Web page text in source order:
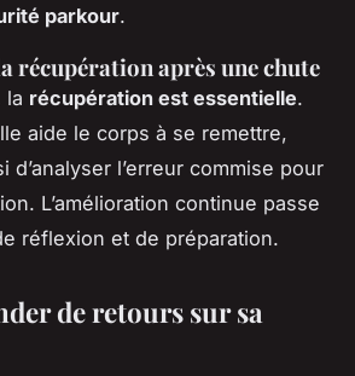
parkour.
récupération après une chute
la récupération est essentielle.
aide le corps à se remettre,
d’analyser l’erreur commise pour
L’amélioration continue passe
réflexion et de préparation.
de retours sur sa